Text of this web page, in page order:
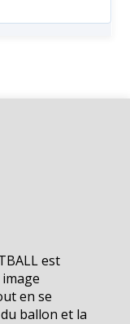
est
en se
ballon et la